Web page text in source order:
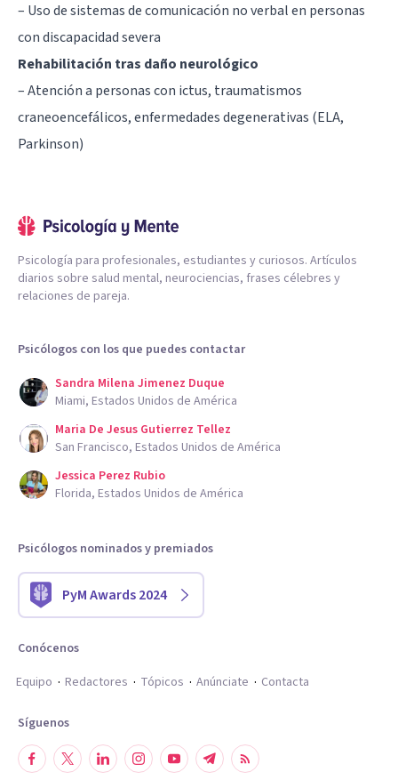
– Uso de sistemas de comunicación no verbal en personas
con discapacidad severa
Rehabilitación tras daño neurológico
– Atención a personas con ictus, traumatismos
craneoencefálicos, enfermedades degenerativas (ELA,
Parkinson)
Psicología para profesionales, estudiantes y curiosos. Artículos
diarios sobre salud mental, neurociencias, frases célebres y
relaciones de pareja.
Psicólogos con los que puedes contactar
Sandra Milena Jimenez Duque
Miami, Estados Unidos de América
Maria De Jesus Gutierrez Tellez
San Francisco, Estados Unidos de América
Jessica Perez Rubio
Florida, Estados Unidos de América
Psicólogos nominados y premiados
PyM Awards 2024
Conócenos
Equipo
Redactores Tópicos Anúnciate Contacta
Síguenos